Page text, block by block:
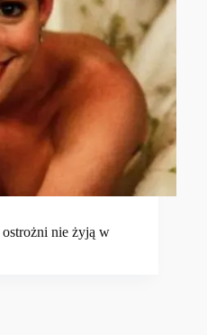
nie żyją w